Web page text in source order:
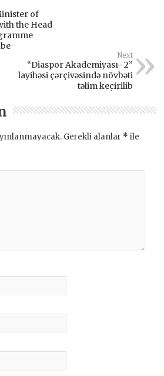
of
the Head
Next
“Diaspor Akademiyası- 2”
layihəsi çərçivəsində növbəti
təlim keçirilib
Gerekli alanlar * ile